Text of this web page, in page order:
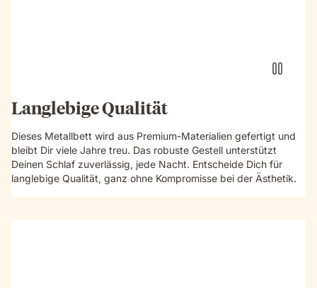
Langlebige Qualität
Dieses Metallbett wird aus Premium-Materialien gefertigt und
bleibt Dir viele Jahre treu. Das robuste Gestell unterstützt
Deinen Schlaf zuverlässig, jede Nacht. Entscheide Dich für
langlebige Qualität, ganz ohne Kompromisse bei der Ästhetik.